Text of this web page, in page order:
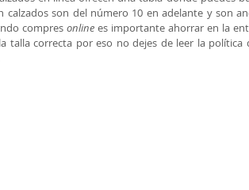
calzados son del número 10 en adelante y son
compres online es importante ahorrar en la
talla correcta por eso no dejes de leer la